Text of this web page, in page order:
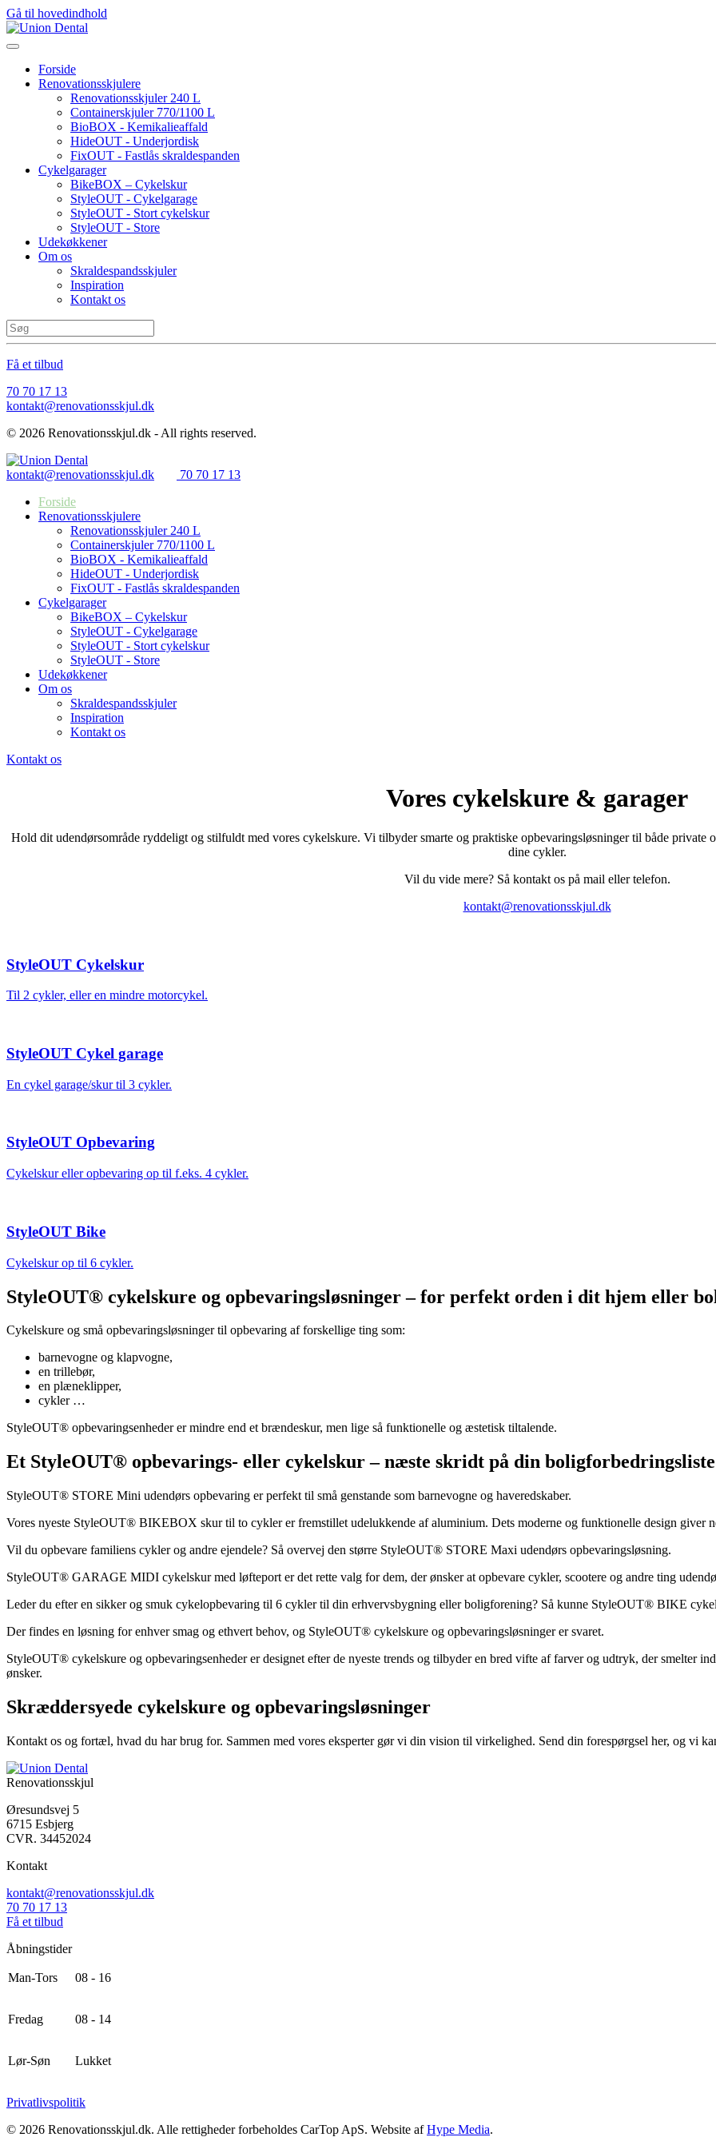
Gå til hovedindhold
Forside
Renovationsskjulere
Renovationsskjuler 240 L
Containerskjuler 770/1100 L
BioBOX - Kemikalieaffald
HideOUT - Underjordisk
FixOUT - Fastlås skraldespanden
Cykelgarager
BikeBOX – Cykelskur
StyleOUT - Cykelgarage
StyleOUT - Stort cykelskur
StyleOUT - Store
Udekøkkener
Om os
Skraldespandsskjuler
Inspiration
Kontakt os
Få et tilbud
70 70 17 13
kontakt@renovationsskjul.dk
© 2026 Renovationsskjul.dk - All rights reserved.
kontakt@renovationsskjul.dk
70 70 17 13
Forside
Renovationsskjulere
Renovationsskjuler 240 L
Containerskjuler 770/1100 L
BioBOX - Kemikalieaffald
HideOUT - Underjordisk
FixOUT - Fastlås skraldespanden
Cykelgarager
BikeBOX – Cykelskur
StyleOUT - Cykelgarage
StyleOUT - Stort cykelskur
StyleOUT - Store
Udekøkkener
Om os
Skraldespandsskjuler
Inspiration
Kontakt os
Kontakt os
Vores cykelskure & garager
Hold dit udendørsområde ryddeligt og stilfuldt med vores cykelskure. Vi tilbyder smarte og praktiske opbevaringsløsninger til både
dine cykler.
Vil du vide mere? Så kontakt os på mail eller telefon.
kontakt@renovationsskjul.dk
StyleOUT Cykelskur
Til 2 cykler, eller en mindre motorcykel.
StyleOUT Cykel garage
En cykel garage/skur til 3 cykler.
StyleOUT Opbevaring
Cykelskur eller opbevaring op til f.eks. 4 cykler.
StyleOUT Bike
Cykelskur op til 6 cykler.
StyleOUT® cykelskure og opbevaringsløsninger – for perfekt orden i dit hjem eller
Cykelskure og små opbevaringsløsninger til opbevaring af forskellige ting som:
barnevogne og klapvogne,
en trillebør,
en plæneklipper,
cykler …
StyleOUT® opbevaringsenheder er mindre end et brændeskur, men lige så funktionelle og æstetisk tiltalende.
Et StyleOUT® opbevarings- eller cykelskur – næste skridt på din boligforbedringsliste
StyleOUT® STORE Mini udendørs opbevaring er perfekt til små genstande som barnevogne og haveredskaber.
Vores nyeste StyleOUT® BIKEBOX skur til to cykler er fremstillet udelukkende af aluminium. Dets moderne og funktionelle design giver
Vil du opbevare familiens cykler og andre ejendele? Så overvej den større StyleOUT® STORE Maxi udendørs opbevaringsløsning.
StyleOUT® GARAGE MIDI cykelskur med løfteport er det rette valg for dem, der ønsker at opbevare cykler, scootere og andre ting
Leder du efter en sikker og smuk cykelopbevaring til 6 cykler til din erhvervsbygning eller boligforening? Så kunne StyleOUT® BIKE
Der findes en løsning for enhver smag og ethvert behov, og StyleOUT® cykelskure og opbevaringsløsninger er svaret.
StyleOUT® cykelskure og opbevaringsenheder er designet efter de nyeste trends og tilbyder en bred vifte af farver og udtryk, der smelter
ønsker.
Skræddersyede cykelskure og opbevaringsløsninger
Kontakt os og fortæl, hvad du har brug for. Sammen med vores eksperter gør vi din vision til virkelighed. Send din forespørgsel her, og vi
Renovationsskjul
Øresundsvej 5
6715 Esbjerg
CVR. 34452024
Kontakt
kontakt@renovationsskjul.dk
70 70 17 13
Få et tilbud
Åbningstider
Man-Tors 08 - 16
Fredag 08 - 14
Lør-Søn Lukket
Privatlivspolitik
© 2026 Renovationsskjul.dk. Alle rettigheder forbeholdes CarTop ApS. Website afHype Media.